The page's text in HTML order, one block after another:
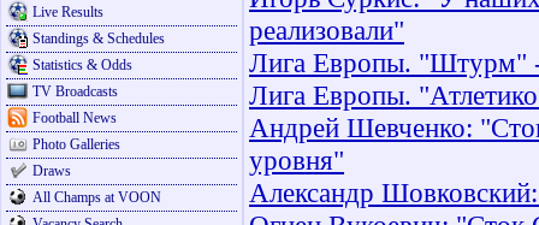
Live Results
Standings & Schedules
Statistics & Odds
TV Broadcasts
Football News
Photo Galleries
Draws
All Champs at VOON
реализовали"
Лига Европы. "Штурм" -
Лига Европы.
Андрей Шевченко:
уровня"
Александр